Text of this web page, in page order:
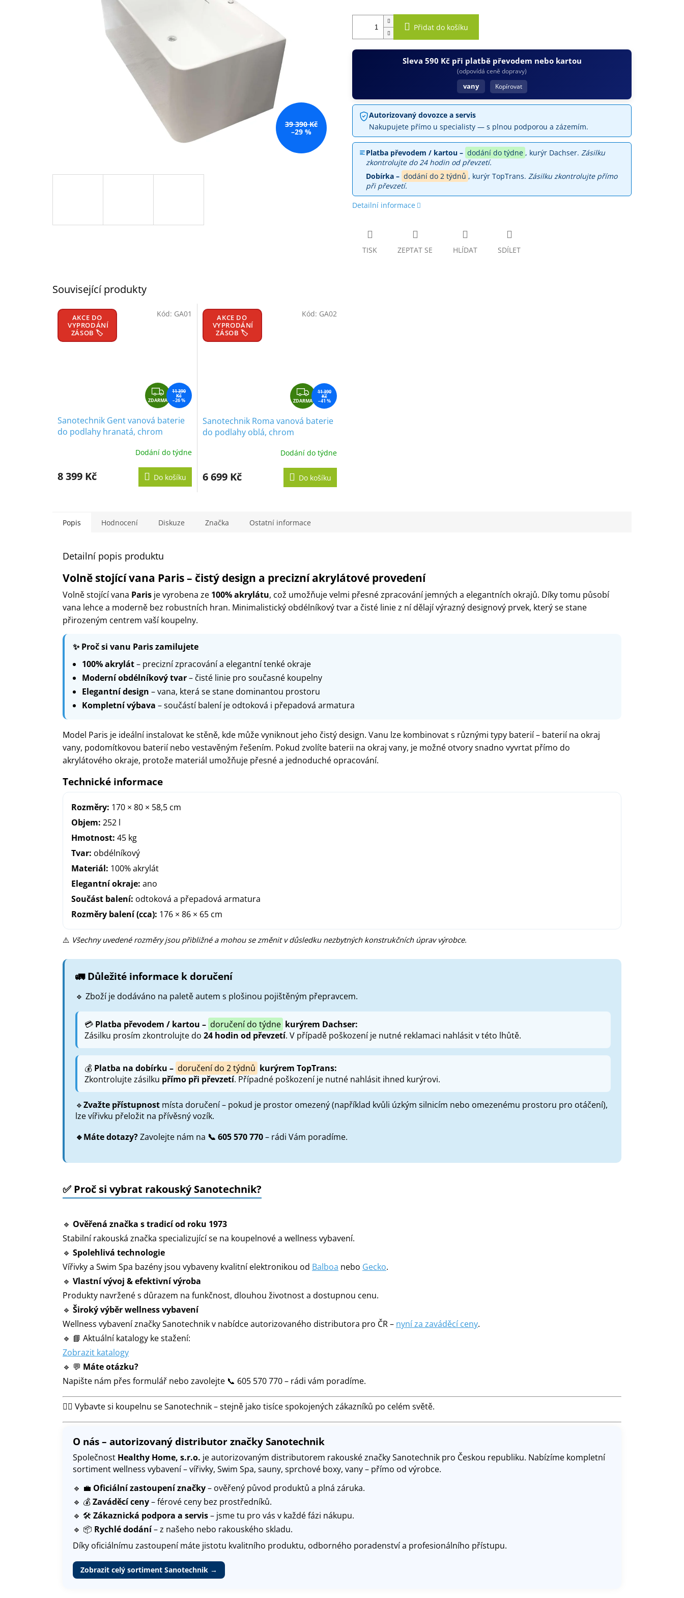
39 390 Kč
–29 %
Přidat do košíku
Sleva 590 Kč při platbě převodem nebo kartou
(odpovídá ceně dopravy)
vany Kopírovat
Autorizovaný dovozce a servis
Nakupujete přímo u specialisty — s plnou podporou a zázemím.
Platba převodem / kartou – dodání do týdne , kurýr Dachser.Zásilku
zkontrolujte do 24 hodin od převzetí.
Dobírka – dodání do 2 týdnů , kurýr TopTrans.Zásilku zkontrolujte přímo
při převzetí.
Detailní informace
TISK ZEPTAT SE HLÍDAT SDÍLET
Související produkty
AKCE DO
VYPRODÁNÍ
ZÁSOB 🏷️
Z
D
A
R
A
ZDARMA
11 390
Kč
–26 %
Sanotechnik Gent vanová baterie
do podlahy hranatá, chrom
Dodání do týdne
8 399 Kč Do košíku
Kód: GA01
AKCE DO
VYPRODÁNÍ
ZÁSOB 🏷️
Z
D
A
R
A
ZDARMA
11 390
Kč
–41 %
Sanotechnik Roma vanová baterie
do podlahy oblá, chrom
Dodání do týdne
6 699 Kč Do košíku
Kód: GA02
Popis Hodnocení Diskuze Značka Ostatní informace
Detailní popis produktu
Volně stojící vana Paris – čistý design a precizní akrylátové provedení
Volně stojící vana Paris je vyrobena ze 100% akrylátu, což umožňuje velmi přesné zpracování jemných a elegantních okrajů. Díky tomu působí
vana lehce a moderně bez robustních hran. Minimalistický obdélníkový tvar a čisté linie z ní dělají výrazný designový prvek, který se stane
přirozeným centrem vaší koupelny.
✨ Proč si vanu Paris zamilujete
100% akrylát– precizní zpracování a elegantní tenké okraje
Moderní obdélníkový tvar– čisté linie pro současné koupelny
Elegantní design – vana, která se stane dominantou prostoru
Kompletní výbava – součástí balení je odtoková i přepadová armatura
Model Paris je ideální instalovat ke stěně, kde může vyniknout jeho čistý design. Vanu lze kombinovat s různými typy baterií – baterií na okraj
vany, podomítkovou baterií nebo vestavěným řešením. Pokud zvolíte baterii na okraj vany, je možné otvory snadno vyvrtat přímo do
akrylátového okraje, protože materiál umožňuje přesné a jednoduché opracování.
Technické informace
Rozměry: 170 × 80 × 58,5 cm
Objem: 252 l
Hmotnost: 45 kg
Tvar: obdélníkový
Materiál: 100% akrylát
Elegantní okraje: ano
Součást balení: odtoková a přepadová armatura
Rozměry balení (cca): 176 × 86 × 65 cm
⚠️ Všechny uvedené rozměry jsou přibližné a mohou se změnit v důsledku nezbytných konstrukčních úprav výrobce.
🚛 Důležité informace k doručení
🔹 Zboží je dodáváno na paletě autem s plošinou pojištěným přepravcem.
💳 Platba převodem / kartou – doručení do týdne kurýrem Dachser:
Zásilku prosím zkontrolujte do 24 hodin od převzetí. V případě poškození je nutné reklamaci nahlásit v této lhůtě.
💰 Platba na dobírku – doručení do 2 týdnů kurýrem TopTrans:
Zkontrolujte zásilku přímo při převzetí. Případné poškození je nutné nahlásit ihned kurýrovi.
🔹Zvažte přístupnost místa doručení – pokud je prostor omezený (například kvůli úzkým silnicím nebo omezenému prostoru pro otáčení),
lze vířivku přeložit na přívěsný vozík.
🔹Máte dotazy?Zavolejte nám na 📞 605 570 770– rádi Vám poradíme.
✅ Proč si vybrat rakouský Sanotechnik?
🔹 Ověřená značka s tradicí od roku 1973
Stabilní rakouská značka specializující se na koupelnové a wellness vybavení.
🔹 Spolehlivá technologie
Vířivky a Swim Spa bazény jsou vybaveny kvalitní elektronikou od Balboa nebo Gecko.
🔹 Vlastní vývoj & efektivní výroba
Produkty navržené s důrazem na funkčnost, dlouhou životnost a dostupnou cenu.
🔹 Široký výběr wellness vybavení
Wellness vybavení značky Sanotechnik v nabídce autorizovaného distributora pro ČR – nyní za zaváděcí ceny.
🔹 📘 Aktuální katalogy ke stažení:
Zobrazit katalogy
🔹 💬 Máte otázku?
Napište nám přes formulář nebo zavolejte 📞 605 570 770 – rádi vám poradíme.
🧖‍♂️ Vybavte si koupelnu se Sanotechnik – stejně jako tisíce spokojených zákazníků po celém světě.
O nás – autorizovaný distributor značky Sanotechnik
Společnost Healthy Home, s.r.o. je autorizovaným distributorem rakouské značky Sanotechnik pro Českou republiku. Nabízíme kompletní
sortiment wellness vybavení – vířivky, Swim Spa, sauny, sprchové boxy, vany – přímo od výrobce.
🔹 💼 Oficiální zastoupení značky– ověřený původ produktů a plná záruka.
🔹 💰Zaváděcí ceny– férové ceny bez prostředníků.
🔹 🛠️ Zákaznická podpora a servis– jsme tu pro vás v každé fázi nákupu.
🔹 📦 Rychlé dodání– z našeho nebo rakouského skladu.
Díky oficiálnímu zastoupení máte jistotu kvalitního produktu, odborného poradenství a profesionálního přístupu.
Zobrazit celý sortiment Sanotechnik →